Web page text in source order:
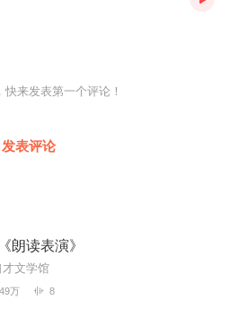
来发表第一个评论！
发表评论
朗读表演》
文学馆
万 8